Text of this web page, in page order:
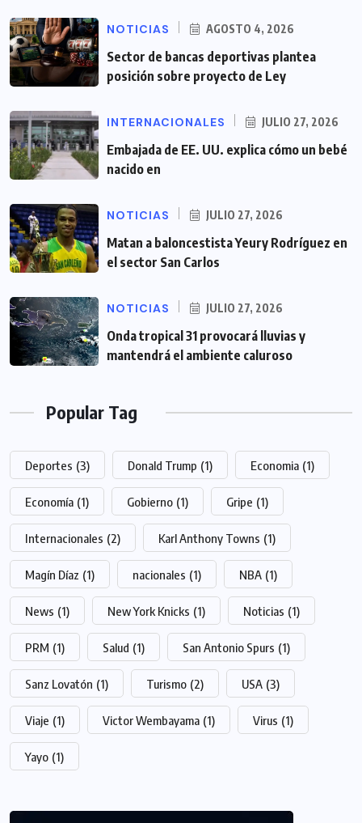
NOTICIAS AGOSTO 4, 2026
Sector de bancas deportivas plantea
posición sobre proyecto de Ley
INTERNACIONALES JULIO 27, 2026
Embajada de EE. UU. explica cómo un bebé
nacido en
NOTICIAS JULIO 27, 2026
Matan a baloncestista Yeury Rodríguez en
el sector San Carlos
NOTICIAS JULIO 27, 2026
Onda tropical 31 provocará lluvias y
mantendrá el ambiente caluroso
Popular Tag
Deportes (3) Donald Trump (1) Economia (1)
Economía (1) Gobierno (1) Gripe (1)
Internacionales (2) Karl Anthony Towns (1)
Magín Díaz (1) nacionales (1) NBA (1)
News (1) New York Knicks (1) Noticias (1)
PRM (1) Salud (1) San Antonio Spurs (1)
Sanz Lovatón (1) Turismo (2) USA (3)
Viaje (1) Victor Wembayama (1) Virus (1)
Yayo (1)